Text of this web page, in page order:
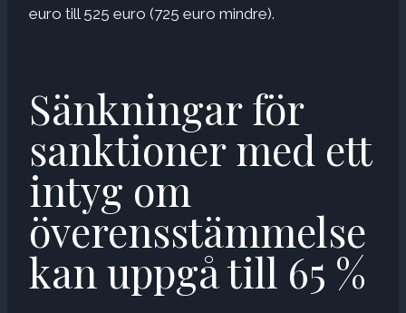
euro till 525 euro (725 euro mindre).
Sänkningar för
sanktioner med ett
intyg om
överensstämmelse
kan uppgå till 65 %